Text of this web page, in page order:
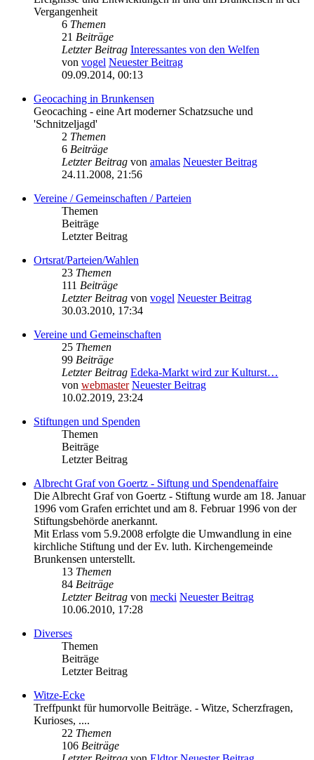
Vergangenheit
6 Themen
21 Beiträge
Letzter Beitrag Interessantes von den Welfen
von vogel Neuester Beitrag
09.09.2014, 00:13
Geocaching in Brunkensen
Geocaching - eine Art moderner Schatzsuche und
'Schnitzeljagd'
2 Themen
6 Beiträge
Letzter Beitrag von amalas Neuester Beitrag
24.11.2008, 21:56
Vereine / Gemeinschaften / Parteien
Themen
Beiträge
Letzter Beitrag
Ortsrat/Parteien/Wahlen
23 Themen
111 Beiträge
Letzter Beitrag von vogel Neuester Beitrag
30.03.2010, 17:34
Vereine und Gemeinschaften
25 Themen
99 Beiträge
Letzter Beitrag Edeka-Markt wird zur Kulturst…
von webmaster Neuester Beitrag
10.02.2019, 23:24
Stiftungen und Spenden
Themen
Beiträge
Letzter Beitrag
Albrecht Graf von Goertz - Siftung und Spendenaffaire
Die Albrecht Graf von Goertz - Stiftung wurde am 18. Januar
1996 vom Grafen errichtet und am 8. Februar 1996 von der
Stiftungsbehörde anerkannt.
Mit Erlass vom 5.9.2008 erfolgte die Umwandlung in eine
kirchliche Stiftung und der Ev. luth. Kirchengemeinde
Brunkensen unterstellt.
13 Themen
84 Beiträge
Letzter Beitrag von mecki Neuester Beitrag
10.06.2010, 17:28
Diverses
Themen
Beiträge
Letzter Beitrag
Witze-Ecke
Treffpunkt für humorvolle Beiträge. - Witze, Scherzfragen,
Kurioses, ....
22 Themen
106 Beiträge